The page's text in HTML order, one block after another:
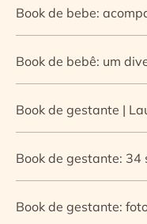
Book de bebe:
Book de bebê: um
Book de gestante |
Book de gestante: 34
Book de gestante: